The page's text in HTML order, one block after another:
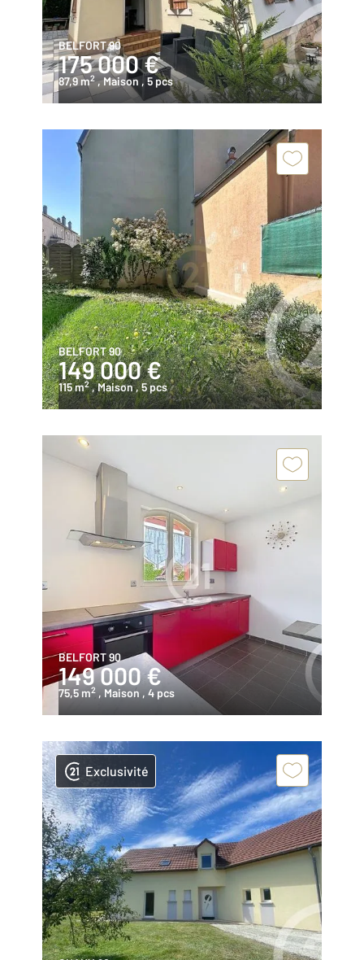
BELFORT 90
175 000 €
87,9 m2 , Maison , 5 pcs
BELFORT 90
149 000 €
115 m2 , Maison , 5 pcs
BELFORT 90
149 000 €
75,5 m2 , Maison , 4 pcs
Exclusivité